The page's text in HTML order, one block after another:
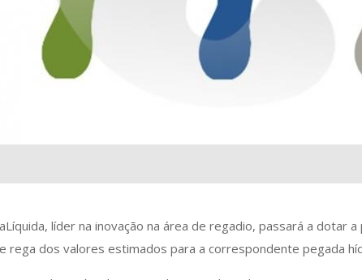
líder na inovação na área de regadio, passará a dotar
rega dos valores estimados para a correspondente pegada